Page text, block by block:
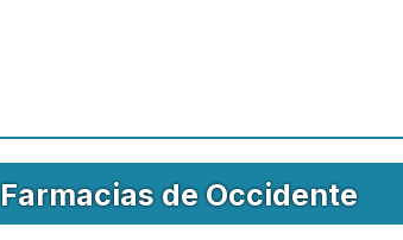
Farmacias de Occidente